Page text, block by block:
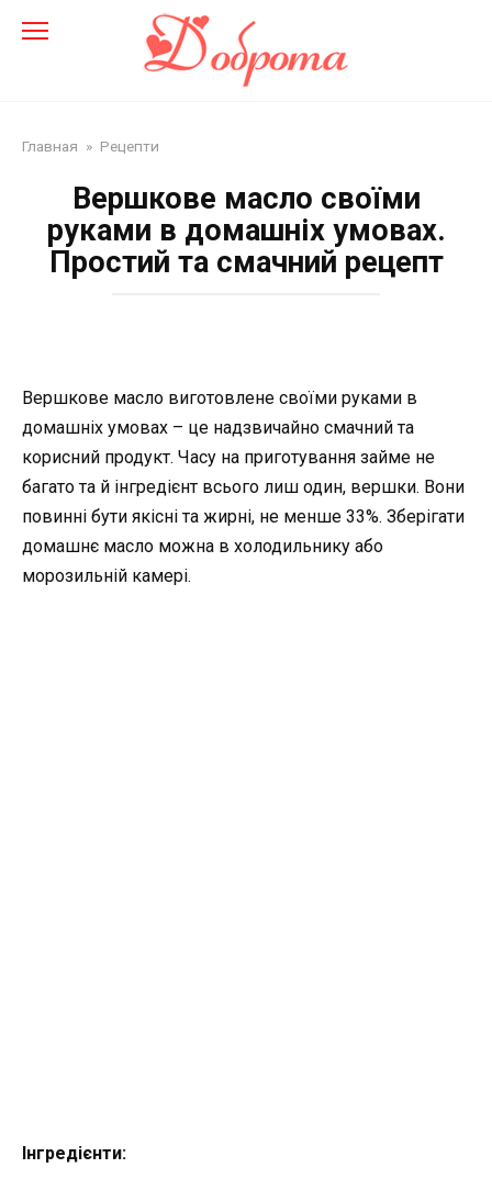
Главная » Рецепти
Вершкове масло своїми
руками в домашніх умовах.
Простий та смачний рецепт
Вершкове масло виготовлене своїми руками в
домашніх умовах – це надзвичайно смачний та
корисний продукт. Часу на приготування займе не
багато та й інгредієнт всього лиш один, вершки. Вони
повинні бути якісні та жирні, не менше 33%. Зберігати
домашнє масло можна в холодильнику або
морозильній камері.
Інгредієнти: